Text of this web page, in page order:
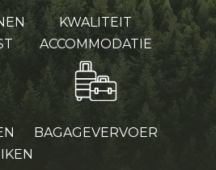
KWALITEIT
ACCOMMODATIE
BAGAGEVERVOER